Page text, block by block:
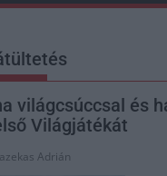
világcsúccsal és
Világjátékát
Adrián